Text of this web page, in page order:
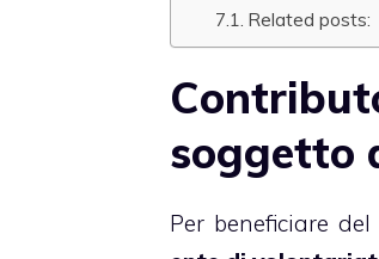
Related posts:
soggetto
Per beneficiare